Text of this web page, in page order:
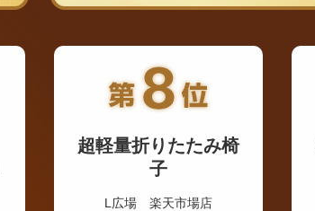
超軽量折りたたみ椅
子
L広場 楽天市場店